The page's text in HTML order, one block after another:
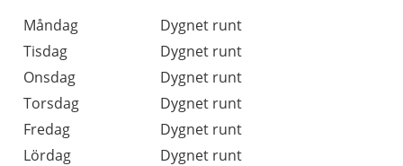
Dag
Öppettider
Kommentarer
Måndag
Dygnet runt
Tisdag
Dygnet runt
Onsdag
Dygnet runt
Torsdag
Dygnet runt
Fredag
Dygnet runt
Lördag
Dygnet runt